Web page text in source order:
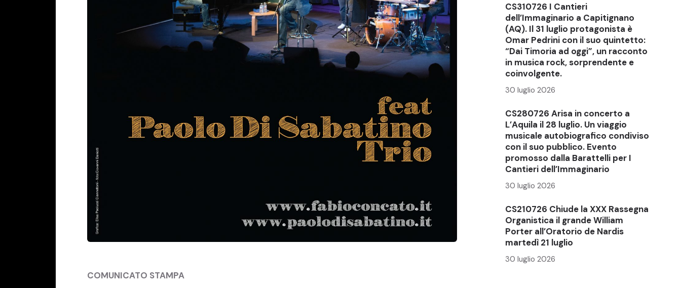
COMUNICATO STAMPA
CS310726 I Cantieri
dell’Immaginario a Capitignano
(AQ). Il 31 luglio protagonista è
Omar Pedrini con il suo quintetto:
“Dai Timoria ad oggi”, un racconto
in musica rock, sorprendente e
coinvolgente.
30 luglio 2026
CS280726 Arisa in concerto a
L’Aquila il 28 luglio. Un viaggio
musicale autobiografico condiviso
con il suo pubblico. Evento
promosso dalla Barattelli per I
Cantieri dell’Immaginario
30 luglio 2026
CS210726 Chiude la XXX Rassegna
Organistica il grande William
Porter all’Oratorio de Nardis
martedì 21 luglio
30 luglio 2026